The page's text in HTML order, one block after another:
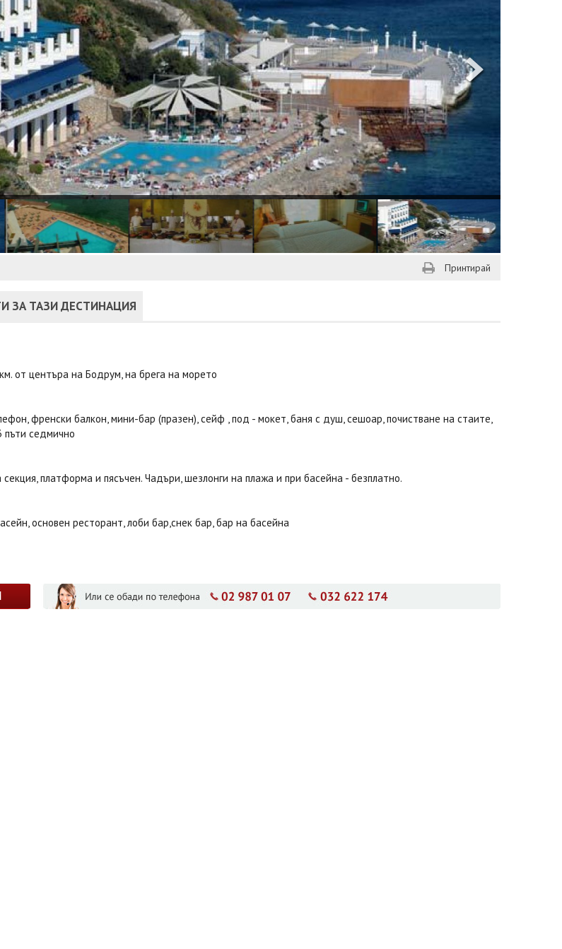
Принтирай
ЗА ТАЗИ ДЕСТИНАЦИЯ
от центъра на Бодрум, на брега на морето
френски балкон, мини-бар (празен), сейф , под - мокет, баня с душ, сешоар, почистване на стаите,
пъти седмично
секция, платформа и пясъчен. Чадъри, шезлонги на плажа и при басейна - безплатно.
основен ресторант, лоби бар,снек бар, бар на басейна